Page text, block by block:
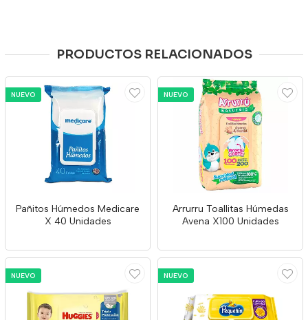
PRODUCTOS RELACIONADOS
NUEVO
Pañitos Húmedos Medicare
X 40 Unidades
NUEVO
Arrurru Toallitas Húmedas
Avena X100 Unidades
NUEVO NUEVO